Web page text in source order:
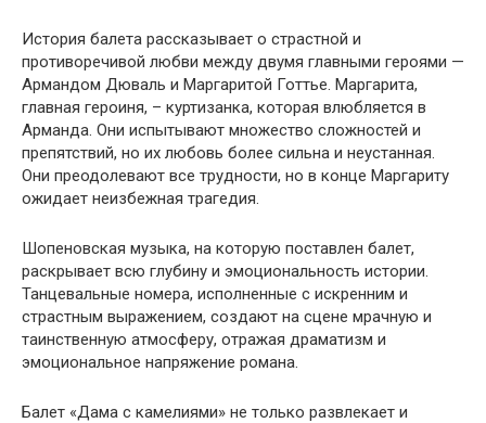
История балета рассказывает о страстной и
противоречивой любви между двумя главными героями —
Армандом Дюваль и Маргаритой Готтье. Маргарита,
главная героиня, – куртизанка, которая влюбляется в
Арманда. Они испытывают множество сложностей и
препятствий, но их любовь более сильна и неустанная.
Они преодолевают все трудности, но в конце Маргариту
ожидает неизбежная трагедия.
Шопеновская музыка, на которую поставлен балет,
раскрывает всю глубину и эмоциональность истории.
Танцевальные номера, исполненные с искренним и
страстным выражением, создают на сцене мрачную и
таинственную атмосферу, отражая драматизм и
эмоциональное напряжение романа.
Балет «Дама с камелиями» не только развлекает и